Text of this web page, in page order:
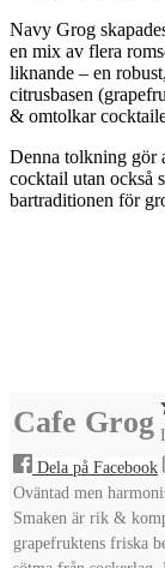
Navy Grog
en mix av flera
liknande – en
citrusbasen
& omtolkar
Denna tolkning gör
cocktail utan också
bartraditionen för
Cafe Grog
Dela på Facebook
Oväntad men
Smaken är rik &
grapefruktens friska